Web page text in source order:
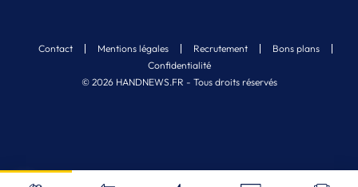
Fermer
© 2026 HANDNEWS.FR - Tous droits réservés
Contact Mentions légales Recrutement
Bons plans
Confidentialité
Nos derniers articles
6